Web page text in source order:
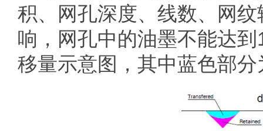
积、网孔深度、线数、网
响，网孔中的油墨不能达
移量示意图，其中蓝色部